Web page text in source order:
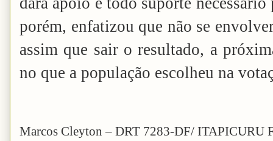
porém, enfatizou que não se
assim que sair o resultado, a
no que a população escolheu na
Marcos Cleyton – DRT 7283-DF/ ITAPICURU